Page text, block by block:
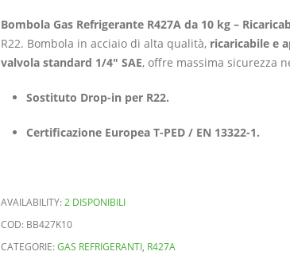
Bombola Gas Refrigerante R427A da 10 kg –
R22. Bombola in acciaio di alta qualità, ricaricabile e
valvola standard 1/4″ SAE,offre massima sicurezza
Sostituto Drop-in per R22.
Certificazione Europea T-PED / EN 13322-1.
AVAILABILITY:2 DISPONIBILI
COD: BB427K10
CATEGORIE:GAS REFRIGERANTI, R427A